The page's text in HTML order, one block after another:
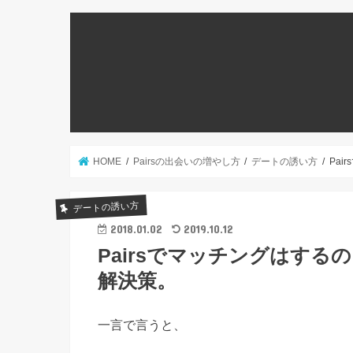
HOME Pairsの出会いの増やし方 デートの誘い方
デートの誘い方
2018.01.02 2019.10.12
Pairsでマッチングはする
解決策。
一言で言うと、